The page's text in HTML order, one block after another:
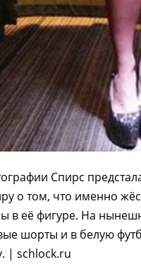
Спирс
о том, что именно
в её фигуре. На
шорты и в белую
| schlock.ru